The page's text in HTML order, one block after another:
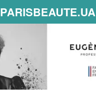
PARISBEAUTE.UA